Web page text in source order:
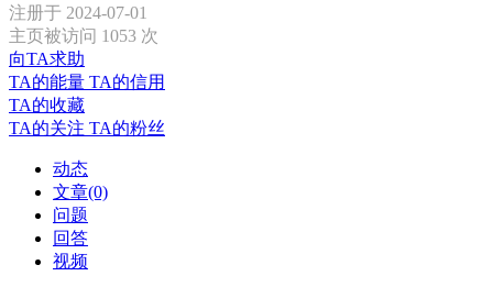
注册于 2024-07-01
主页被访问 1053 次
向TA求助
TA的能量 TA的信用
TA的收藏
TA的关注 TA的粉丝
动态
文章(0)
问题
回答
视频